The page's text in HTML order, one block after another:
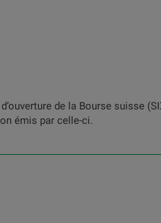
de la Bourse suisse
émis par celle-ci.